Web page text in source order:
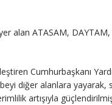
alan ATASAM,
Cumhurbaşkanı
diğer alanlara
artışıyla